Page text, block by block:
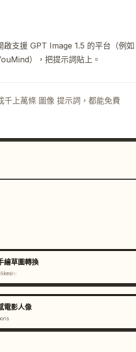
啟支援 GPT Image 1.5 的平台（例如
），把提示詞貼上。
上萬條 圖像 提示詞，都能免費
繪草圖轉換
電影人像